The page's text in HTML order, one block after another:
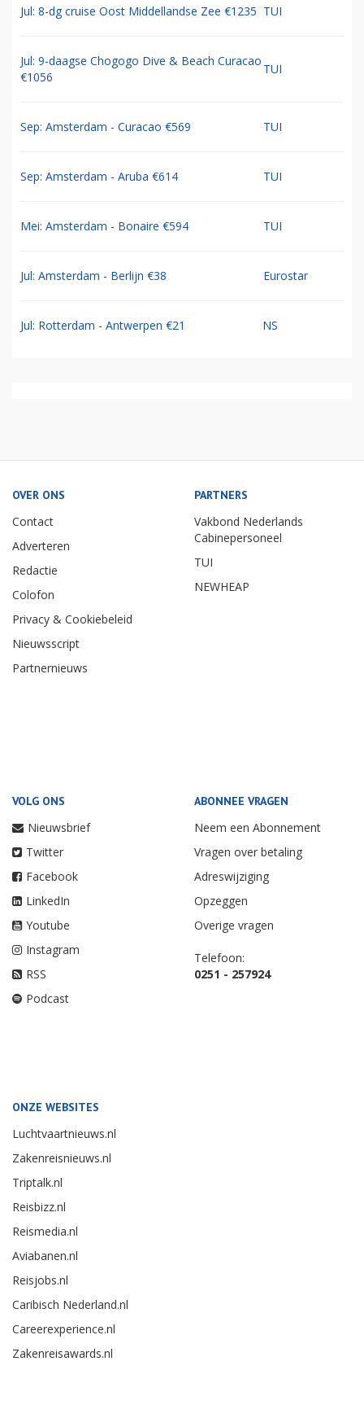
Jul: 8-dg cruise Oost Middellandse Zee €1235 TUI
Jul: 9-daagse Chogogo Dive & Beach Curacao
€1056
TUI
Sep: Amsterdam - Curacao €569 TUI
Sep: Amsterdam - Aruba €614 TUI
Mei: Amsterdam - Bonaire €594 TUI
Jul: Amsterdam - Berlijn €38 Eurostar
Jul: Rotterdam - Antwerpen €21 NS
OVER ONS
Contact
Adverteren
Redactie
Colofon
Privacy & Cookiebeleid
Nieuwsscript
Partnernieuws
PARTNERS
Vakbond Nederlands
Cabinepersoneel
TUI
NEWHEAP
VOLG ONS
Nieuwsbrief
Twitter
Facebook
LinkedIn
Youtube
Instagram
RSS
Podcast
ABONNEE VRAGEN
Neem een Abonnement
Vragen over betaling
Adreswijziging
Opzeggen
Overige vragen
Telefoon:
0251 - 257924
ONZE WEBSITES
Luchtvaartnieuws.nl
Zakenreisnieuws.nl
Triptalk.nl
Reisbizz.nl
Reismedia.nl
Aviabanen.nl
Reisjobs.nl
Caribisch Nederland.nl
Careerexperience.nl
Zakenreisawards.nl